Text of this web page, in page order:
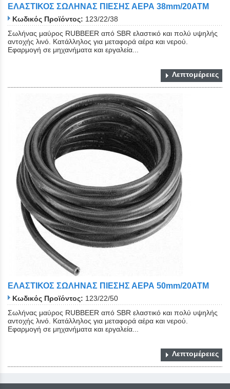
ΕΛΑΣΤΙΚΟΣ ΣΩΛΗΝΑΣ ΠΙΕΣΗΣ ΑΕΡΑ 38mm/20ATM
Κωδικός Προϊόντος: 123/22/38
Σωλήνας μαύρος RUBBEER από SBR ελαστικό και πολύ υψηλής
αντοχής λινό. Κατάλληλος για μεταφορά αέρα και νερού.
Εφαρμογή σε μηχανήματα και εργαλεία...
Λεπτομέρειες
ΕΛΑΣΤΙΚΟΣ ΣΩΛΗΝΑΣ ΠΙΕΣΗΣ ΑΕΡΑ 50mm/20ATM
Κωδικός Προϊόντος: 123/22/50
Σωλήνας μαύρος RUBBEER από SBR ελαστικό και πολύ υψηλής
αντοχής λινό. Κατάλληλος για μεταφορά αέρα και νερού.
Εφαρμογή σε μηχανήματα και εργαλεία...
Λεπτομέρειες